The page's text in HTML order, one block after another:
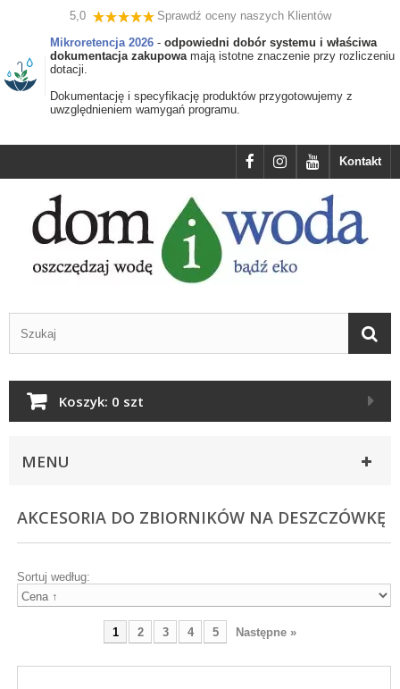
5,0
Sprawdź oceny naszych Klientów
Mikroretencja 2026 - odpowiedni dobór systemu i właściwa
dokumentacja zakupowamają istotne znaczenie przy rozliczeniu
dotacji.
Dokumentację i specyfikację produktów przygotowujemy z
uwzględnieniem wamygań programu.
Kontakt
Koszyk: 0 szt
MENU
AKCESORIA DO ZBIORNIKÓW NA DESZCZÓWKĘ
Sortuj według:
1 2 3 4 5 Następne »